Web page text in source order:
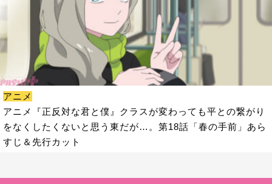
アニメ
アニメ『正反対な君と僕』クラスが変わっても平との繋がり
をなくしたくないと思う東だが…。第18話「春の手前」あら
すじ＆先行カット